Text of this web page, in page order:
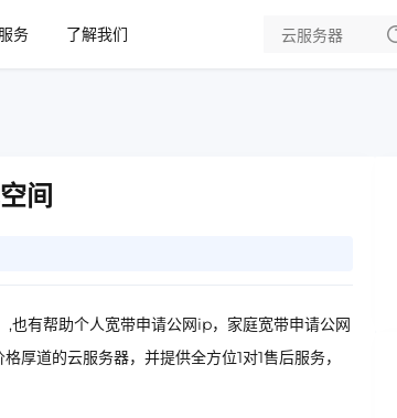
务
了解我们
间
也有帮助个人宽带申请公网ip，家庭宽带申请公网
道的云服务器，并提供全方位1对1售后服务，